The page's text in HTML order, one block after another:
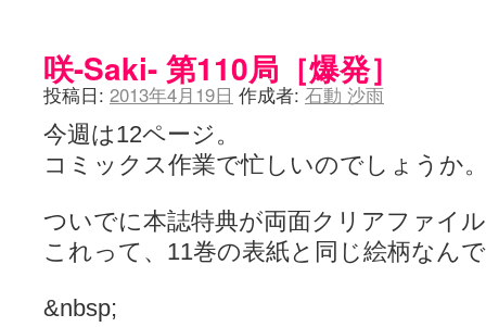
ひまじんひまんじ / 読書の秋、と言います故 (08:00)
煌-Subara- - 咲-saki- / シノハユ感想 (13:19)
SYNTH 2006 - 咲 -Saki- / 阿知賀編をドヤ顔に着目しながらまたまた
かえんだん - 咲-Saki- / 朱里「そげなこつ私がやっておきますから！」
Saki-1 グランプリ ～咲ワン～ / しわが誕生することは老化現象だと
木と木と木 - 咲-saki- / 新道寺の本
(00:00)
迷子の坊やのみちくさ日記 / 【連載感想】宮永照についてのあれこれ
私的素敵ジャンク / [咲-Saki-] 咲-Saki-第168局［端緒］感想 (16:58)
麻雀自由帳 - 咲-Saki- / 咲-Saki-第168局[端緒]感想 照-Teru- 追憶編第
ニワカSakiファンの部屋 - 咲-Saki- / 咲の実写化について（再）
咲-Saki- 第110局［爆発］
投稿日: 2013年4月19日 作成者: 石動 沙雨
今週は12ページ。
コミックス作業で忙しいのでしょうか
ついでに本誌特典が両面クリアファイ
これって、11巻の表紙と同じ絵柄なん
&nbsp;